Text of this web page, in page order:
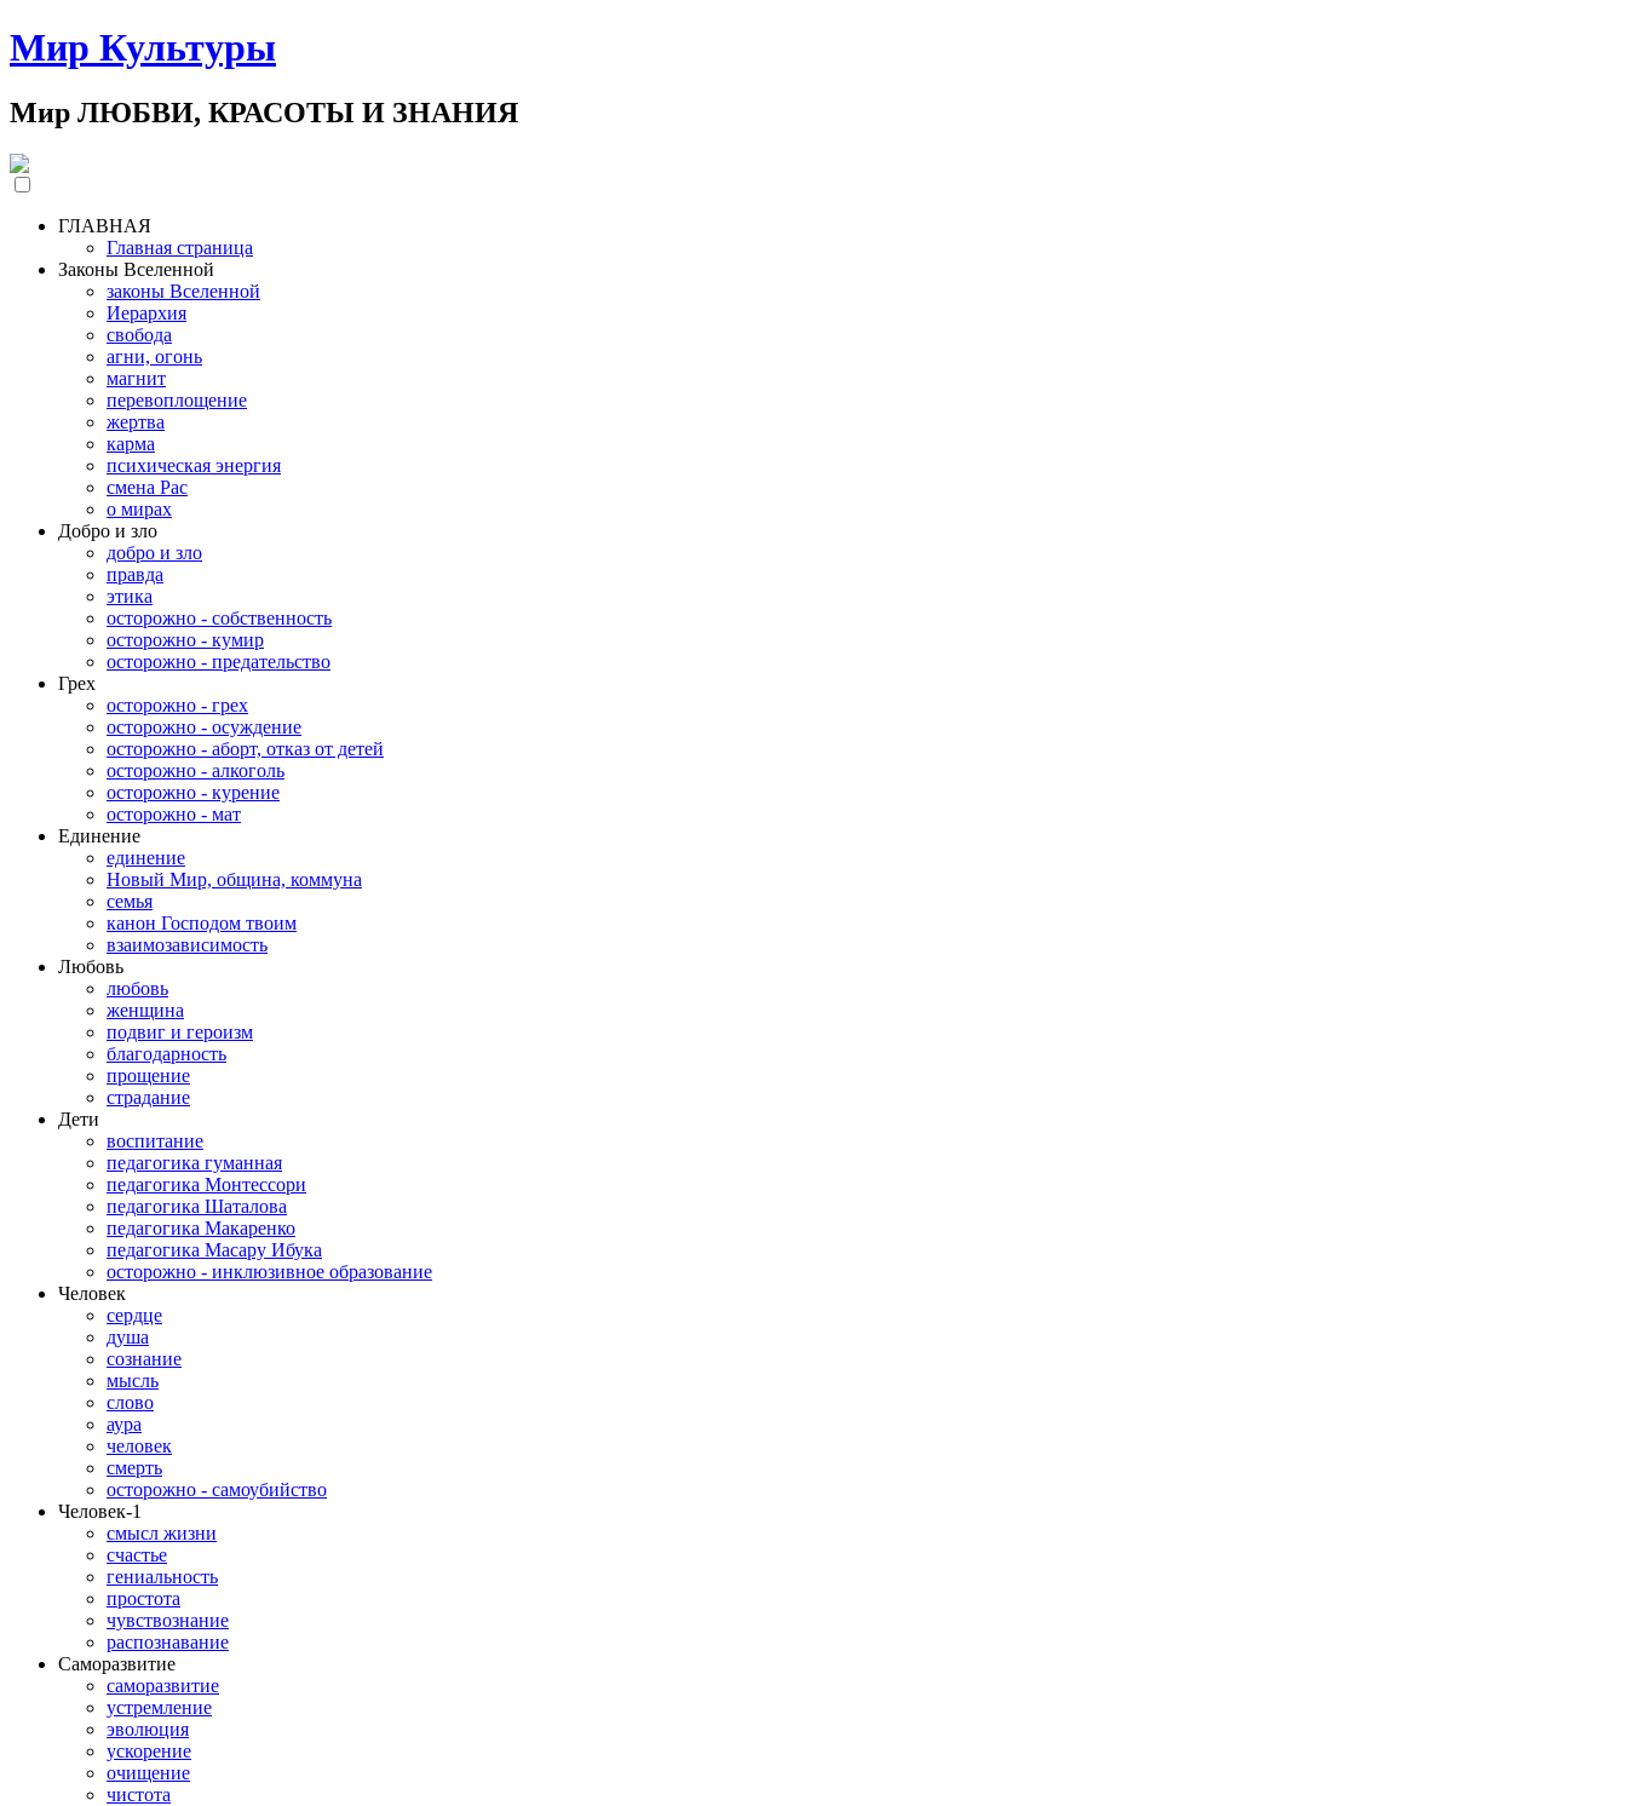
Мир Культуры
Мир ЛЮБВИ, КРАСОТЫ И ЗНАНИЯ
ГЛАВНАЯ
Главная страница
Законы Вселенной
законы Вселенной
Иерархия
свобода
агни, огонь
магнит
перевоплощение
жертва
карма
психическая энергия
смена Рас
о мирах
Добро и зло
добро и зло
правда
этика
осторожно - собственность
осторожно - кумир
осторожно - предательство
Грех
осторожно - грех
осторожно - осуждение
осторожно - аборт, отказ от детей
осторожно - алкоголь
осторожно - курение
осторожно - мат
Единение
единение
Новый Мир, община, коммуна
семья
канон Господом твоим
взаимозависимость
Любовь
любовь
женщина
подвиг и героизм
благодарность
прощение
страдание
Дети
воспитание
педагогика гуманная
педагогика Монтессори
педагогика Шаталова
педагогика Макаренко
педагогика Масару Ибука
осторожно - инклюзивное образование
Человек
сердце
душа
сознание
мысль
слово
аура
человек
смерть
осторожно - самоубийство
Человек-1
смысл жизни
счастье
гениальность
простота
чувствознание
распознавание
Саморазвитие
саморазвитие
устремление
эволюция
ускорение
очищение
чистота